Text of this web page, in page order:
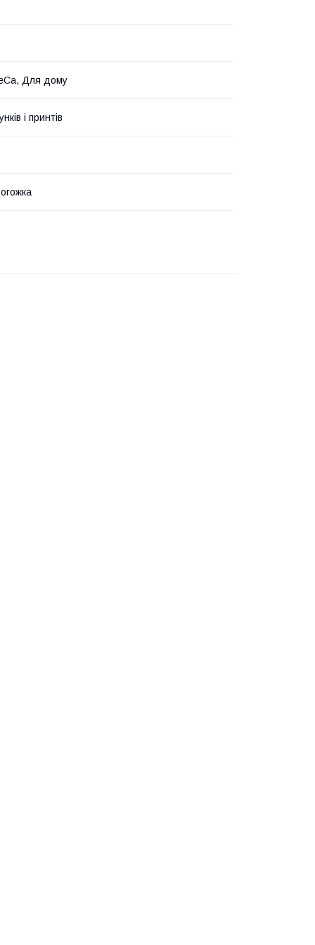
Для дому
і принтів